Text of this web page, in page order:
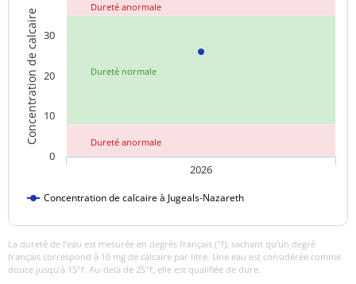
Sulfates 7,9 mg/L <=250 mg/L
Titre alcalimétrique
Titre alcalimétrique
complet
Température de l'eau
Titre hydrotimétrique
Turbidité
Dureté normale
Dureté anormale
Dureté anormale
Concentration de calcaire
Concentration de calcaire à Jugeals-Nazareth
2026
0
10
20
30
La dureté de l’eau est mesurée en degrés français (°f), sachant qu’un degré
français correspond à 10 mg de calcaire par litre. Une eau est considérée comme
douce jusqu’à 15°f. Au-delà de 25°f, elle est qualifiée de dure.